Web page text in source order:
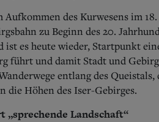
Aufkommen des Kurwesens im
zu Beginn des 20.
ist es heute wieder, Startpunkt
führt und damit Stadt und
entlang des
die Höhen des Iser-Gebirges.
„sprechende Landschaft“